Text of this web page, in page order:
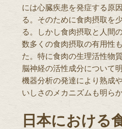
には心臓疾患を発症する原
る。そのために食肉摂取を
る。しかし食肉摂取と人間
数多くの食肉摂取の有用性
た。特に食肉の生理活性物
脳神経の活性成分について
機器分析の発達により熟成
いしさのメカニズムも明ら
日本における